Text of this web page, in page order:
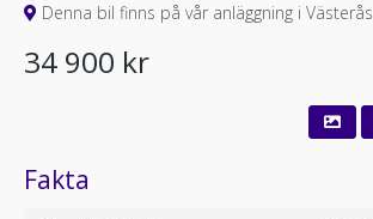
Denna bil finns på vår anläggning i Västerås
34 900 kr
Fakta